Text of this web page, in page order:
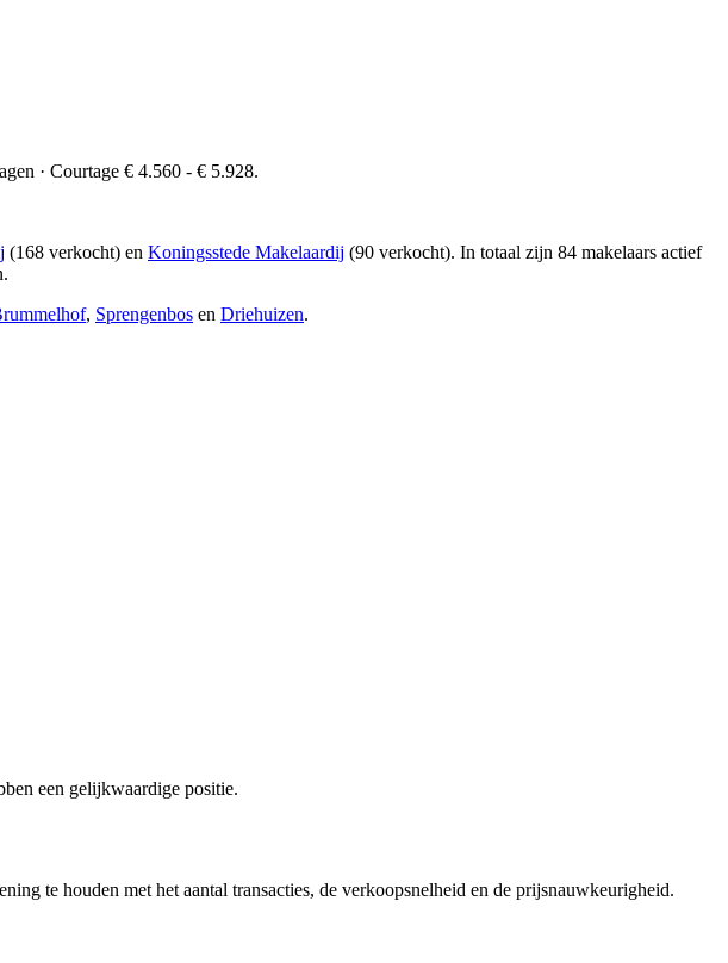
· Courtage € 4.560 - € 5.928.
(168 verkocht) en Koningsstede Makelaardij (90 verkocht). In totaal zijn 84 makelaars actief
, Sprengenbos en Driehuizen.
een gelijkwaardige positie.
te houden met het aantal transacties, de verkoopsnelheid en de prijsnauwkeurigheid.